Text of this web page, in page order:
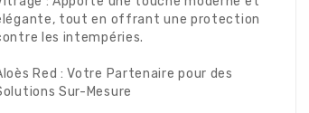
tout en offrant une protection
les intempéries.
Red : Votre Partenaire pour des
Sur-Mesure